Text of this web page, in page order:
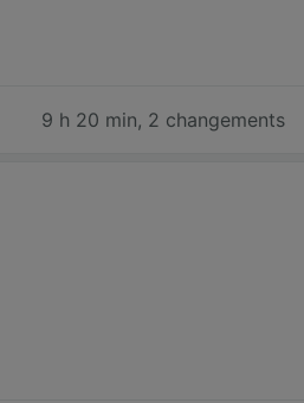
9 h 20 min, 2 changements